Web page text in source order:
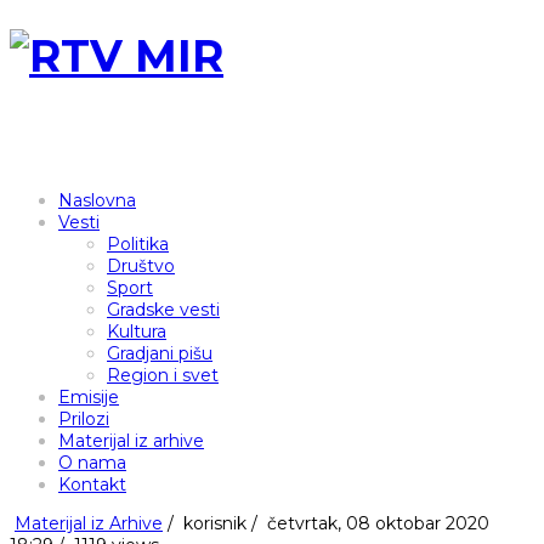
Naslovna
Vesti
Politika
Društvo
Sport
Gradske vesti
Kultura
Gradjani pišu
Region i svet
Emisije
Prilozi
Materijal iz arhive
O nama
Kontakt
Materijal iz Arhive / korisnik / četvrtak, 08 oktobar 2020